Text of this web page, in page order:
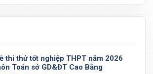
thi thử tốt nghiệp THPT năm 2026
Toán sở GD&ĐT Cao Bằng